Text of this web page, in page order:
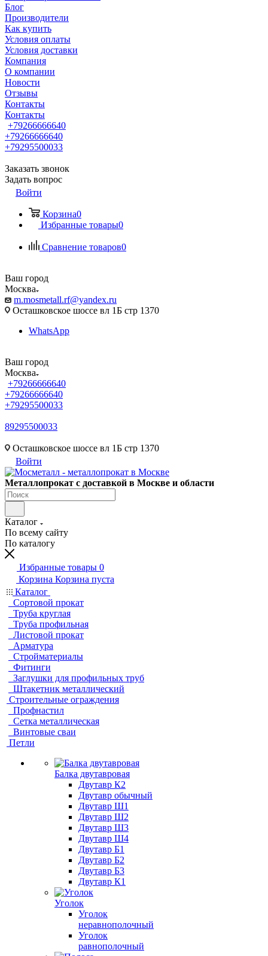
Блог
Производители
Как купить
Условия оплаты
Условия доставки
Компания
О компании
Новости
Отзывы
Контакты
Контакты
+79266666640
+79266666640
+79295500033
Заказать звонок
Задать вопрос
Войти
Корзина0
Избранные товары0
Сравнение товаров0
Ваш город
Москва
m.mosmetall.rf@yandex.ru
Осташковское шоссе вл 1Б стр 1370
WhatsApp
Ваш город
Москва
+79266666640
+79266666640
+79295500033
89295500033
Осташковское шоссе вл 1Б стр 1370
Войти
Металлопрокат с доставкой в Москве и области
Каталог
По всему сайту
По каталогу
Избранные товары 0
Корзина Корзина пуста
Каталог
Сортовой прокат
Труба круглая
Труба профильная
Листовой прокат
Арматура
Стройматериалы
Фитинги
Заглушки для профильных труб
Штакетник металлический
Строительные ограждения
Профнастил
Сетка металлическая
Винтовые сваи
Петли
Балка двутавровая
Двутавр К2
Двутавр обычный
Двутавр Ш1
Двутавр Ш2
Двутавр Ш3
Двутавр Ш4
Двутавр Б1
Двутавр Б2
Двутавр Б3
Двутавр К1
Уголок
Уголок
неравнополочный
Уголок
равнополочный